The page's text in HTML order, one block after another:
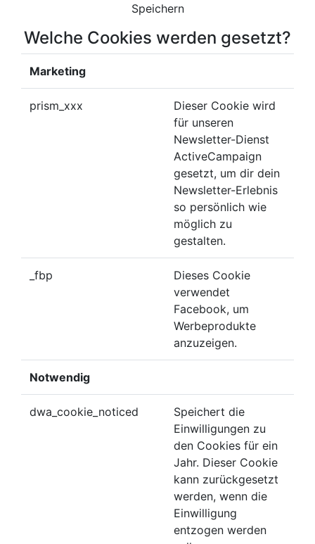
Speichern
Welche Cookies werden gesetzt?
Marketing
prism_xxx
Dieser Cookie wird
für unseren
Newsletter-Dienst
ActiveCampaign
gesetzt, um dir dein
Newsletter-Erlebnis
so persönlich wie
möglich zu
gestalten.
_fbp
Dieses Cookie
verwendet
Facebook, um
Werbeprodukte
anzuzeigen.
Notwendig
dwa_cookie_noticed
Speichert die
Einwilligungen zu
den Cookies für ein
Jahr. Dieser Cookie
kann zurückgesetzt
werden, wenn die
Einwilligung
entzogen werden